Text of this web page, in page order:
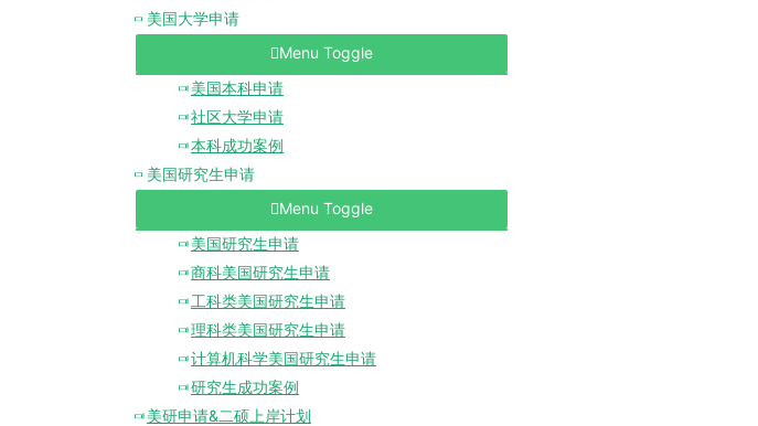
美国大学申请
Menu Toggle
美国本科申请
社区大学申请
本科成功案例
美国研究生申请
Menu Toggle
美国研究生申请
商科美国研究生申请
工科类美国研究生申请
理科类美国研究生申请
计算机科学美国研究生申请
研究生成功案例
美研申请&二硕上岸计划